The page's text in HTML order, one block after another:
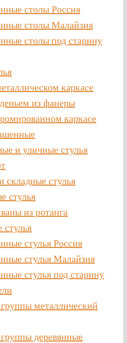
столы Россия
столы Малайзия
столы под старину
каркасе
из фанеры
каркасе
и уличные стулья
складные стулья
стулья
из ротанга
стулья
стулья Россия
стулья Малайзия
стулья под старину
металлический
деревянные